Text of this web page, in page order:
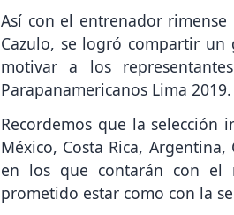
Así con el entrenador rimense
Cazulo, se logró compartir
motivar a los
Parapanamericanos Lima 2019.
Recordemos que la selección
México, Costa Rica,
en los que contarán con el
prometido estar como con la